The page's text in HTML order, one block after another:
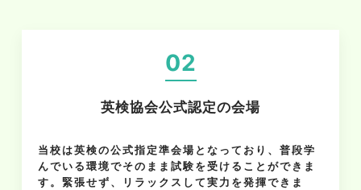
02
英検協会公式認定の会場
当校は英検の公式指定準会場となっており、普段学
んでいる環境でそのまま試験を受けることができま
す。緊張せず、リラックスして実力を発揮できま